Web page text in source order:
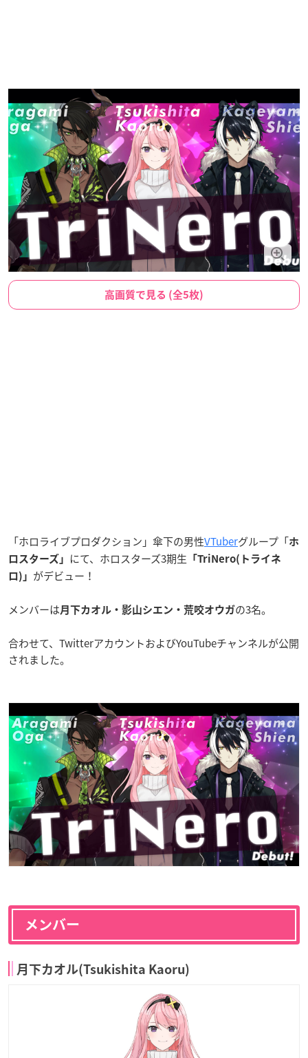
高画質で見る (全5枚)
「ホロライブプロダクション」傘下の男性VTuberグループ「ホ
ロスターズ」
にて、ホロスターズ3期生 「TriNero(トライネ
ロ)」 がデビュー！
メンバーは 月下カオル・影山シエン・荒咬オウガの3名。
合わせて、TwitterアカウントおよびYouTubeチャンネルが公開
されました。
メンバー
月下カオル(Tsukishita Kaoru)